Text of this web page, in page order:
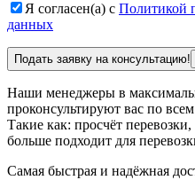
Я согласен(а) с Политикой
данных
Подать заявку на консультацию!
Наши менеджеры в
проконсультируют вас по
Такие как: просчёт
больше подходит для
Самая быстрая и надёжная